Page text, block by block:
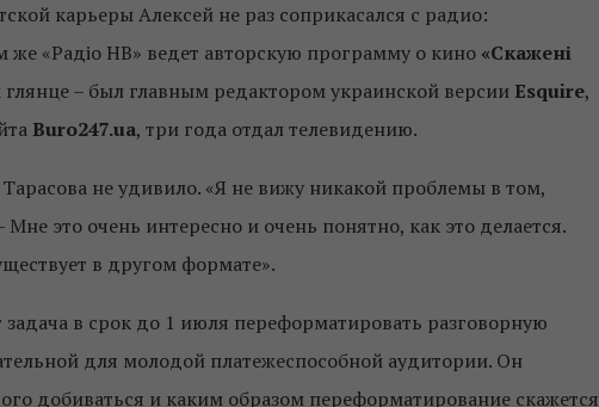
карьеры Алексей не раз соприкасался с радио:
же «Радіо НВ» ведет авторскую программу о кино «Скажені
– был главным редактором украинской версии Esquire,
Buro247.ua, три года отдал телевидению.
не удивило. «Я не вижу никакой проблемы в том,
это очень интересно и очень понятно, как это делается.
в другом формате».
в срок до 1 июля переформатировать разговорную
для молодой платежеспособной аудитории. Он
добиваться и каким образом переформатирование скажется